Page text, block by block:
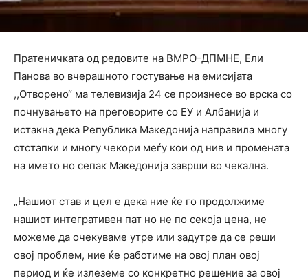
Пратеничката од редовите на ВМРО-ДПМНЕ, Ели
Панова во вчерашното гостување на емисијата
,,Отворено“ ма телевизија 24 се произнесе во врска со
почнувањето на преговорите со ЕУ и Албанија и
истакна дека Република Македонија направила многу
отстапки и многу чекори меѓу кои од нив и промената
на името но сепак Македонија заврши во чекална.
„Нашиот став и цел е дека ние ќе го продолжиме
нашиот интегративен пат но не по секоја цена, не
можеме да очекуваме утре или задутре да се реши
овој проблем, ние ќе работиме на овој план овој
период и ќе излеземе со конкретно решение за овој